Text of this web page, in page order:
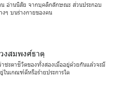
น อ่านนิสัย จากบุคลิกลักษณะ ส่วนประกอบ
งๆ บนร่างกายของคน
งสมพงศ์ธาตุ
ชะตาชีวิตของทั้งสองเมื่ออยู่ด้วยกันแล้วจะมี
ในเกณฑ์ดีหรือร้ายประการใด